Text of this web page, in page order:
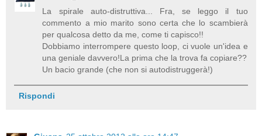
La spirale auto-distruttiva... Fra, se leggo il tuo
commento a mio marito sono certa che lo scambierà
per qualcosa detto da me, come ti capisco!!
Dobbiamo interrompere questo loop, ci vuole un'idea e
una geniale davvero!La prima che la trova fa copiare??
Un bacio grande (che non si autodistruggerà!)
Rispondi